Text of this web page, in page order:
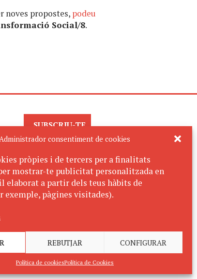
consentiment de cookies
pròpies i de tercers per a finalitats
mostrar-te publicitat personalitzada en
elaborat a partir dels teus hàbits de
exemple, pàgines visitades).
REBUTJAR CONFIGURAR
Política de cookiesPolítica de Cookies
noves propostes, podeu
Social/8.
SUBSCRIU-TE
AL BUTLLETÍ